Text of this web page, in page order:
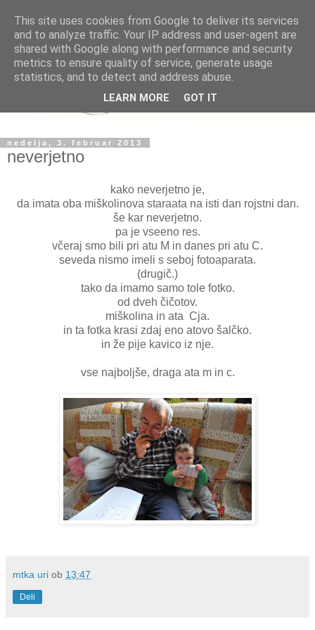
nedelja, 3. februar 2013
neverjetno
kako neverjetno je,
da imata oba miškolinova staraata na isti dan rojstni dan.
še kar neverjetno.
pa je vseeno res.
včeraj smo bili pri atu M in danes pri atu C.
seveda nismo imeli s seboj fotoaparata.
(drugič.)
tako da imamo samo tole fotko.
od dveh čičotov.
miškolina in ata Cja.
in ta fotka krasi zdaj eno atovo šalčko.
in že pije kavico iz nje.
vse najboljše, draga ata m in c.
mtka uri ob 13:47
Deli
This site uses cookies from Google to deliver its services
and to analyze traffic. Your IP address and user-agent are
shared with Google along with performance and security
metrics to ensure quality of service, generate usage
statistics, and to detect and address abuse.
LEARN MORE GOT IT